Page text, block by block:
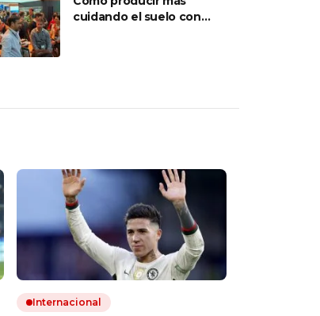
cuidando el suelo con
Internacional